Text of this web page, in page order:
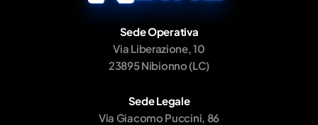
Sede Operativa
Via Liberazione, 10
23895 Nibionno (LC)
Sede Legale
Via Giacomo Puccini, 86